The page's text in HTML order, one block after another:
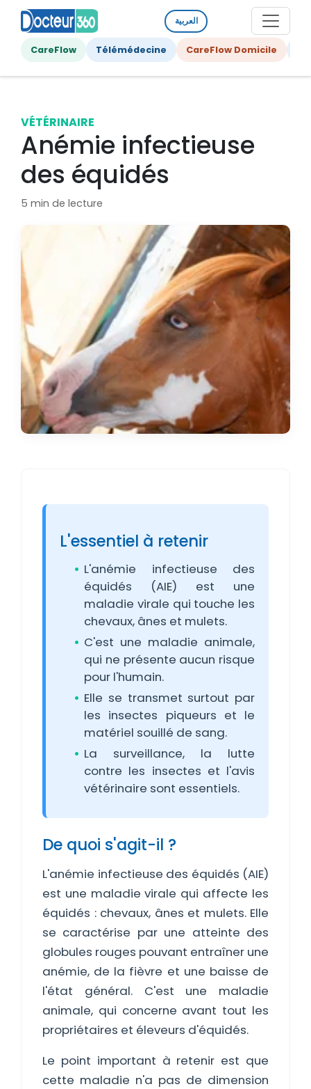
العربية
CareFlow Télémédecine CareFlow Domicile
VÉTÉRINAIRE
Anémie infectieuse
des équidés
5 min de lecture
L'essentiel à retenir
L'anémie infectieuse des
équidés (AIE) est une
maladie virale qui touche les
chevaux, ânes et mulets.
C'est une maladie animale,
qui ne présente aucun risque
pour l'humain.
Elle se transmet surtout par
les insectes piqueurs et le
matériel souillé de sang.
La surveillance, la lutte
contre les insectes et l'avis
vétérinaire sont essentiels.
De quoi s'agit-il ?
L'anémie infectieuse des équidés (AIE)
est une maladie virale qui affecte les
équidés : chevaux, ânes et mulets. Elle
se caractérise par une atteinte des
globules rouges pouvant entraîner une
anémie, de la fièvre et une baisse de
l'état général. C'est une maladie
animale, qui concerne avant tout les
propriétaires et éleveurs d'équidés.
Le point important à retenir est que
cette maladie n'a pas de dimension